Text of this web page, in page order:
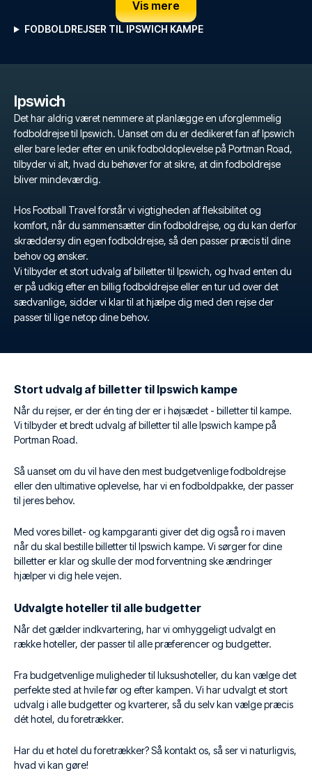
Vis mere
FODBOLDREJSER TIL IPSWICH KAMPE
Ipswich
Det har aldrig været nemmere at planlægge en uforglemmelig
fodboldrejse til Ipswich. Uanset om du er dedikeret fan af Ipswich
eller bare leder efter en unik fodboldoplevelse på Portman Road,
tilbyder vi alt, hvad du behøver for at sikre, at din fodboldrejse
bliver mindeværdig.
Hos Football Travel forstår vi vigtigheden af fleksibilitet og
komfort, når du sammensætter din fodboldrejse, og du kan derfor
skræddersy din egen fodboldrejse, så den passer præcis til dine
behov og ønsker.
Vi tilbyder et stort udvalg af billetter til Ipswich, og hvad enten du
er på udkig efter en billig fodboldrejse eller en tur ud over det
sædvanlige, sidder vi klar til at hjælpe dig med den rejse der
passer til lige netop dine behov.
Stort udvalg af billetter til Ipswich kampe
Når du rejser, er der én ting der er i højsædet - billetter til kampe.
Vi tilbyder et bredt udvalg af billetter til alle Ipswich kampe på
Portman Road.
Så uanset om du vil have den mest budgetvenlige fodboldrejse
eller den ultimative oplevelse, har vi en fodboldpakke, der passer
til jeres behov.
Med vores billet- og kampgaranti giver det dig også ro i maven
når du skal bestille billetter til Ipswich kampe. Vi sørger for dine
billetter er klar og skulle der mod forventning ske ændringer
hjælper vi dig hele vejen.
Udvalgte hoteller til alle budgetter
Når det gælder indkvartering, har vi omhyggeligt udvalgt en
række hoteller, der passer til alle præferencer og budgetter.
Fra budgetvenlige muligheder til luksushoteller, du kan vælge det
perfekte sted at hvile før og efter kampen. Vi har udvalgt et stort
udvalg i alle budgetter og kvarterer, så du selv kan vælge præcis
dét hotel, du foretrækker.
Har du et hotel du foretrækker? Så kontakt os, så ser vi naturligvis,
hvad vi kan gøre!